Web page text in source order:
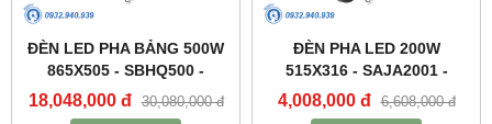
ĐÈN LED PHA BẢNG 500W
865X505 - SBHQ500 -
DUHAL
18,048,000 đ 30,080,000 đ
ĐÈN PHA LED 200W
515X316 - SAJA2001 -
DUHAL
4,008,000 đ 6,608,000 đ